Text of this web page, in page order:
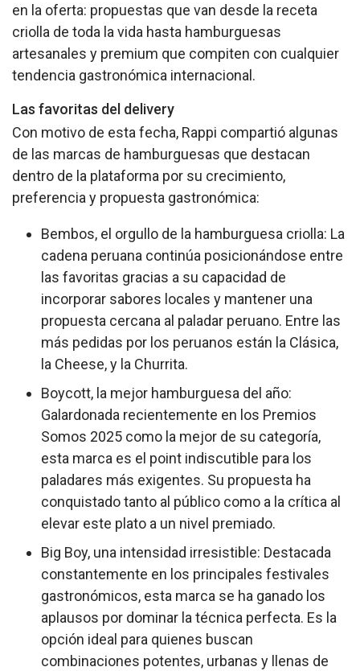
en la oferta: propuestas que van desde la receta
criolla de toda la vida hasta hamburguesas
artesanales y premium que compiten con cualquier
tendencia gastronómica internacional.
Las favoritas del delivery
Con motivo de esta fecha, Rappi compartió algunas
de las marcas de hamburguesas que destacan
dentro de la plataforma por su crecimiento,
preferencia y propuesta gastronómica:
Bembos, el orgullo de la hamburguesa criolla: La
cadena peruana continúa posicionándose entre
las favoritas gracias a su capacidad de
incorporar sabores locales y mantener una
propuesta cercana al paladar peruano. Entre las
más pedidas por los peruanos están la Clásica,
la Cheese, y la Churrita.
Boycott, la mejor hamburguesa del año:
Galardonada recientemente en los Premios
Somos 2025 como la mejor de su categoría,
esta marca es el point indiscutible para los
paladares más exigentes. Su propuesta ha
conquistado tanto al público como a la crítica al
elevar este plato a un nivel premiado.
Big Boy, una intensidad irresistible: Destacada
constantemente en los principales festivales
gastronómicos, esta marca se ha ganado los
aplausos por dominar la técnica perfecta. Es la
opción ideal para quienes buscan
combinaciones potentes, urbanas y llenas de